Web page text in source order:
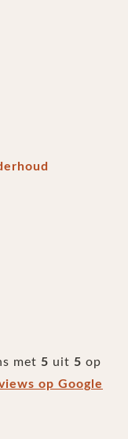
met 5 uit 5 op
op Google